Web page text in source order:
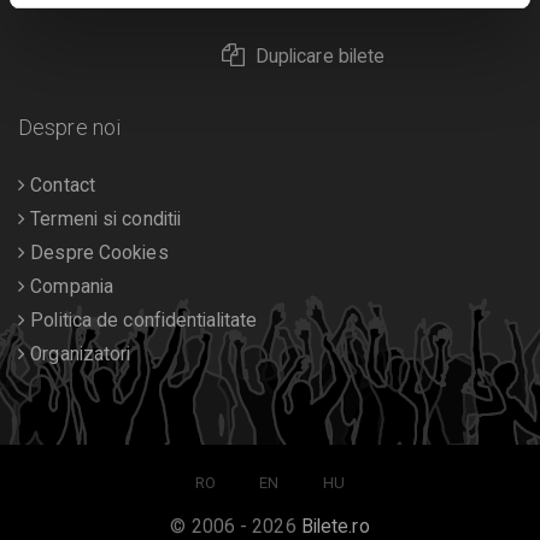
Duplicare bilete
Despre noi
Contact
Termeni si conditii
Despre Cookies
Compania
Politica de confidentialitate
Organizatori
RO EN HU
© 2006 - 2026 Bilete.ro